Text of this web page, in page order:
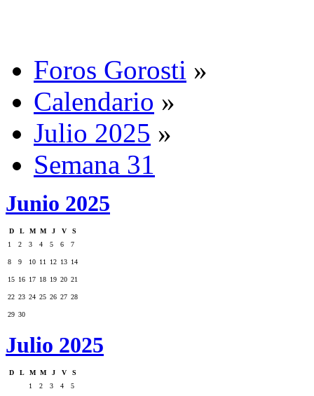
Foros Gorosti »
Calendario »
Julio 2025 »
Semana 31
Junio 2025
D L M M J V
S
1
2 3 4 5 6 7
8 9 10 11 12 13 14
15 16 17 18 19 20 21
22 23 24 25 26 27 28
29 30
Julio 2025
D L M M J V
S
1
2 3 4 5